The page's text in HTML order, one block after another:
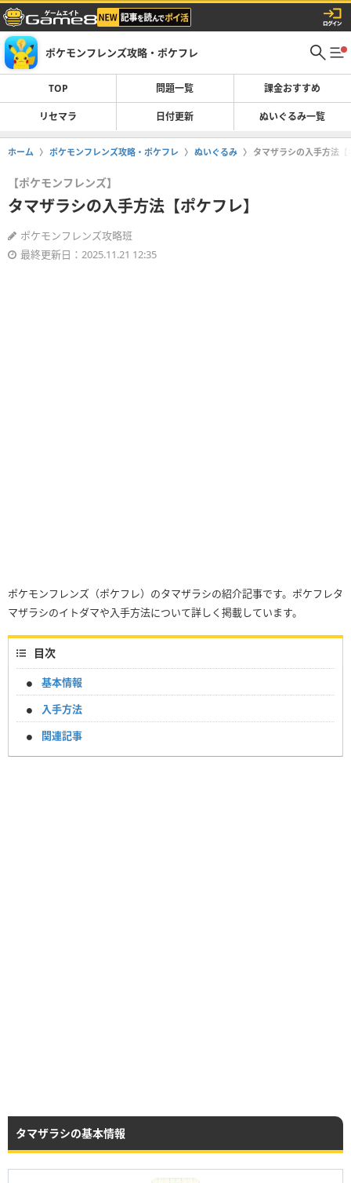
ポケモンフレンズ攻略・ポケフレ
TOP 問題一覧 課金おすすめ
リセマラ 日付更新 ぬいぐるみ一覧
ホーム ポケモンフレンズ攻略・ポケフレ ぬいぐるみ タマザラシの入手方法【
【ポケモンフレンズ】
タマザラシの入手方法【ポケフレ】
ポケモンフレンズ攻略班
最終更新日：2025.11.21 12:35
ポケモンフレンズ（ポケフレ）のタマザラシの紹介記事です。ポケフレタ
マザラシのイトダマや入手方法について詳しく掲載しています。
目次
基本情報
入手方法
関連記事
タマザラシの基本情報